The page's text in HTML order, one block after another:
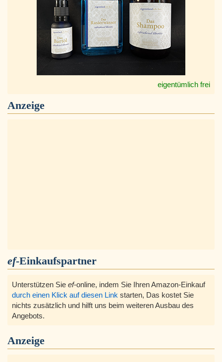
eigentümlich frei
Anzeige
ef-Einkaufspartner
Unterstützen Sie ef-online, indem Sie Ihren Amazon-Einkauf
durch einen Klick auf diesen Link starten, Das kostet Sie
nichts zusätzlich und hilft uns beim weiteren Ausbau des
Angebots.
Anzeige